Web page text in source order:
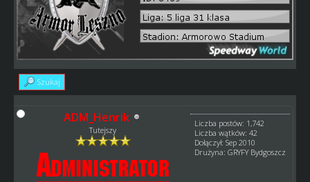
Szukaj
ADM_Henrik
Tutejszy
Liczba postów: 1,742
Liczba wątków: 42
Dołączył: Sep 2010
Drużyna: GRYFY Bydgoszcz